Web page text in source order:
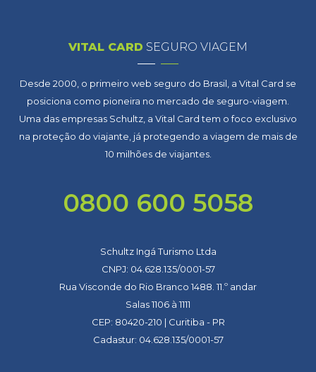
VITAL CARD SEGURO VIAGEM
Desde 2000, o primeiro web seguro do Brasil, a Vital Card se
posiciona como pioneira no mercado de seguro-viagem.
Uma das empresas Schultz, a Vital Card tem o foco exclusivo
na proteção do viajante, já protegendo a viagem de mais de
10 milhões de viajantes.
0800 600 5058
Schultz Ingá Turismo Ltda
CNPJ: 04.628.135/0001-57
Rua Visconde do Rio Branco 1488. 11.º andar
Salas 1106 à 1111
CEP: 80420-210 | Curitiba - PR
Cadastur: 04.628.135/0001-57